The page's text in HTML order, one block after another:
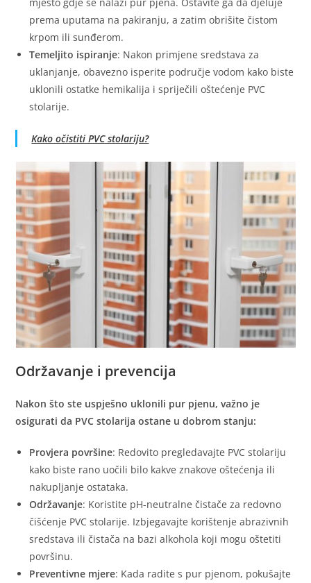
prema uputama na pakiranju, a zatim obrišite čistom
krpom ili sunđerom.
Temeljito ispiranje: Nakon primjene sredstava za
uklanjanje, obavezno isperite područje vodom kako biste
uklonili ostatke hemikalija i spriječili oštećenje PVC
stolarije.
Kako očistiti PVC stolariju?
Održavanje i prevencija
Nakon što ste uspješno uklonili pur pjenu, važno je
osigurati da PVC stolarija ostane u dobrom stanju:
Provjera površine: Redovito pregledavajte PVC stolariju
kako biste rano uočili bilo kakve znakove oštećenja ili
nakupljanje ostataka.
Održavanje: Koristite pH-neutralne čistače za redovno
čišćenje PVC stolarije. Izbjegavajte korištenje abrazivnih
sredstava ili čistača na bazi alkohola koji mogu oštetiti
površinu.
Preventivne mjere: Kada radite s pur pjenom, pokušajte